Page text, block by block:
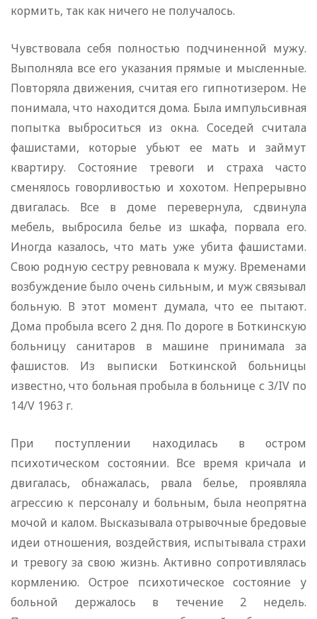
кормить, так как ничего не получалось.
Чувствовала себя полностью подчиненной мужу.
Выполняла все его указания прямые и мысленные.
Повторяла движения, считая его гипнотизером. Не
понимала, что находится дома. Была импульсивная
попытка выброситься из окна. Соседей считала
фашистами, которые убьют ее мать и займут
квартиру. Состояние тревоги и страха часто
сменялось говорливостью и хохотом. Непрерывно
двигалась. Все в доме перевернула, сдвинула
мебель, выбросила белье из шкафа, порвала его.
Иногда казалось, что мать уже убита фашистами.
Свою родную сестру ревновала к мужу. Временами
возбуждение было очень сильным, и муж связывал
больную. В этот момент думала, что ее пытают.
Дома пробыла всего 2 дня. По дороге в Боткинскую
больницу санитаров в машине принимала за
фашистов. Из выписки Боткинской больницы
известно, что больная пробыла в больнице с 3/IV по
14/V 1963 г.
При поступлении находилась в остром
психотическом состоянии. Все время кричала и
двигалась, обнажалась, рвала белье, проявляла
агрессию к персоналу и больным, была неопрятна
мочой и калом. Высказывала отрывочные бредовые
идеи отношения, воздействия, испытывала страхи
и тревогу за свою жизнь. Активно сопротивлялась
кормлению. Острое психотическое состояние у
больной держалось в течение 2 недель.